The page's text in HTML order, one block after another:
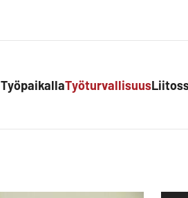
TyöpaikallaTyöturvallisuus